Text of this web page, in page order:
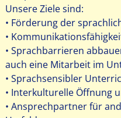
Unsere Ziele sind:
• Förderung der
•
• Sprachbarrieren
auch eine Mitarbeit im
• Sprachsensibler
• Interkulturelle Öffnung
• Ansprechpartner für